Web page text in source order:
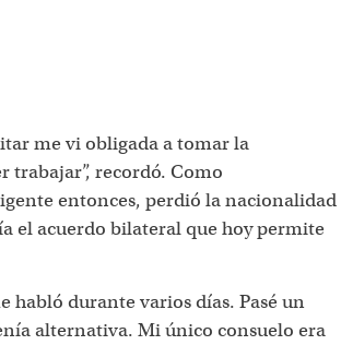
me vi obligada a tomar la
trabajar”, recordó. Como
entonces, perdió la nacionalidad
el acuerdo bilateral que hoy permite
habló durante varios días. Pasé un
alternativa. Mi único consuelo era